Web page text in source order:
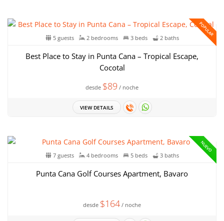
POPULAR
5 guests 2 bedrooms 3 beds 2 baths
Best Place to Stay in Punta Cana – Tropical Escape,
Cocotal
desde $89 / noche
VIEW DETAILS
NUEVO
7 guests 4 bedrooms 5 beds 3 baths
Punta Cana Golf Courses Apartment, Bavaro
desde $164 / noche